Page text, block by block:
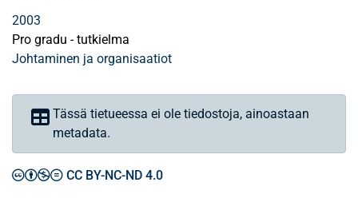
2003
Pro gradu - tutkielma
Johtaminen ja organisaatiot
Tässä tietueessa ei ole tiedostoja, ainoastaan
metadata.
CC BY-NC-ND 4.0